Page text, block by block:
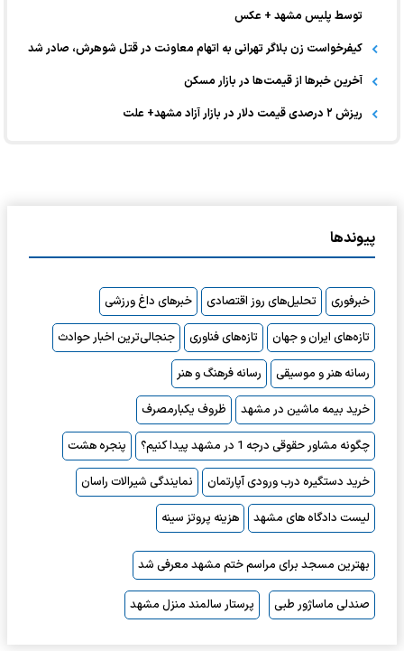
توسط پلیس مشهد + عکس
کیفرخواست زن بلاگر تهرانی به اتهام معاونت در قتل شوهرش، صادر شد
آخرین خبر‌ها از قیمت‌ها در بازار مسکن
ریزش ۲ درصدی قیمت دلار در بازار آزاد مشهد+ علت
پیوندها
خبرفوری تحلیل‌های روز اقتصادی
خبرهای داغ ورزشی
تازه‌های ایران و جهان
تازه‌های فناوری
جنجالی‌ترین اخبار حوادث
رسانه هنر و موسیقی
رسانه فرهنگ و هنر
خرید بیمه ماشین در مشهد
ظروف یکبارمصرف
چگونه مشاور حقوقی درجه 1 در مشهد پیدا کنیم؟
پنجره هشت
خرید دستگیره درب ورودی آپارتمان
نمایندگی شیرالات راسان
لیست دادگاه های مشهد
هزینه پروتز سینه
بهترین مسجد برای مراسم ختم مشهد معرفی شد
صندلی ماساژور طبی پرستار سالمند منزل مشهد